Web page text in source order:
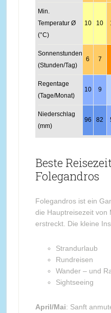
Min.
Temperatur Ø
(°C)
10 10
Sonnenstunden
(Stunden/Tag)
6 7
Regentage
(Tage/Monat)
10 9
Niederschlag
(mm)
96 82
Beste
Folegandros
Folegandros ist ein
die Hauptreisezeit von
erstreckt. Die kleine
Strandurlaub
Rundreisen
Wander – und
Sightseeing
April/Mai: Sanft